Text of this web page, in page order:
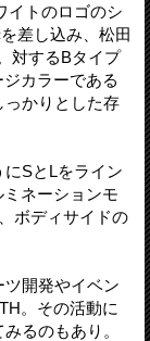
イトのロゴのシ
差し込み、松田
対するBタイプ
カラーである
っかりとした存
SとLをライン
ネーションモ
ボディサイドの
開発やイベン
。その活動に
るのもあり。